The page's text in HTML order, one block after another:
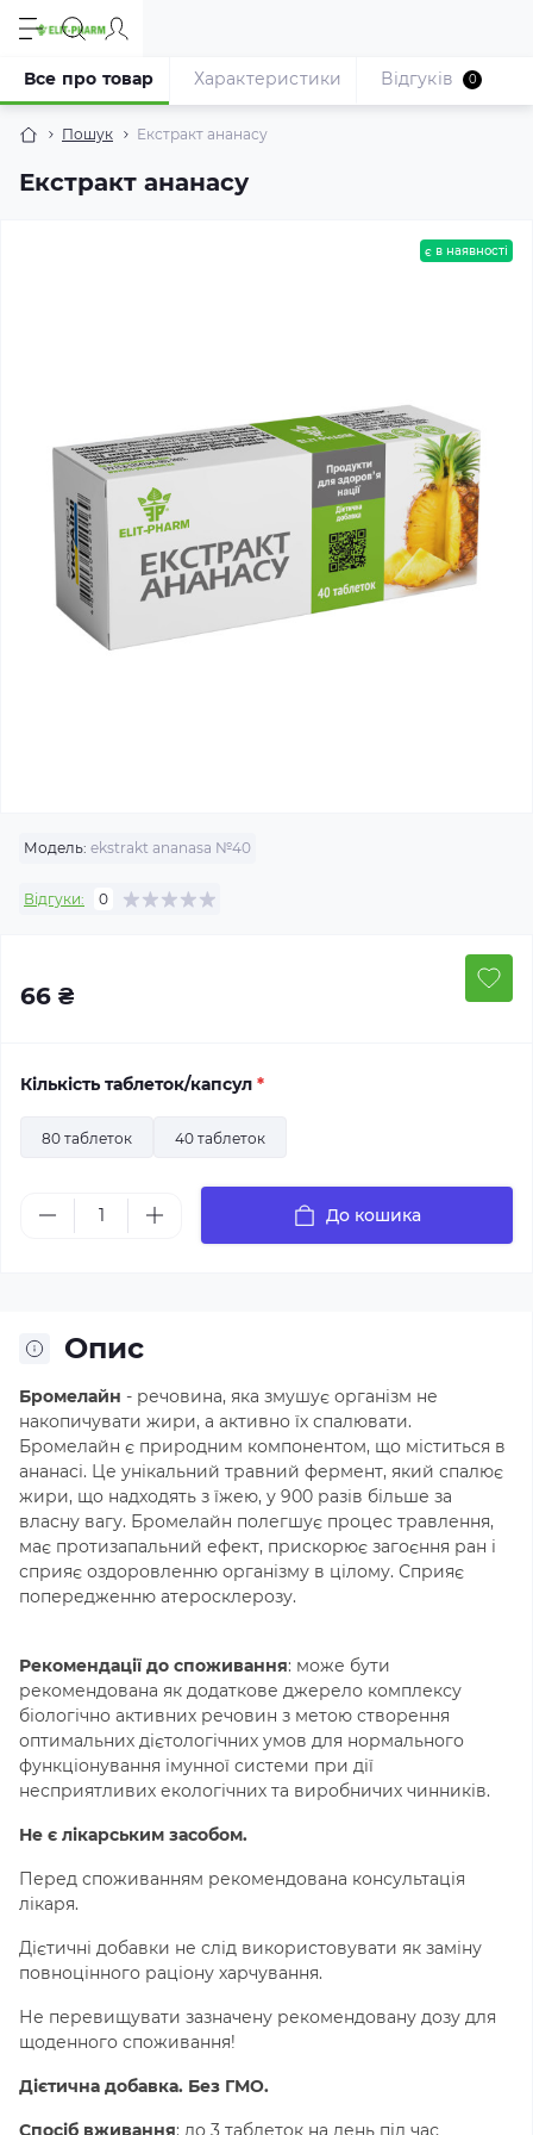
Пошук Екстракт ананасу
Екстракт ананасу
Все про товар Характеристики Відгуків 0
є в наявності
Модель: ekstrakt ananasa №40
Відгуки: 0
66 ₴
Кількість таблеток/капсул *
80 таблеток 40 таблеток
До кошика
Опис
Бромелайн - речовина, яка змушує організм не
накопичувати жири, а активно їх спалювати.
Бромелайн є природним компонентом, що міститься в
ананасі. Це унікальний травний фермент, який спалює
жири, що надходять з їжею, у 900 разів більше за
власну вагу. Бромелайн полегшує процес травлення,
має протизапальний ефект, прискорює загоєння ран і
сприяє оздоровленню організму в цілому. Сприяє
попередженню атеросклерозу.
Рекомендації до споживання: може бути
рекомендована як додаткове джерело комплексу
біологічно активних речовин з метою створення
оптимальних дієтологічних умов для нормального
функціонування імунної системи при дії
несприятливих екологічних та виробничих чинників.
Не є лікарським засобом.
Перед споживанням рекомендована консультація
лікаря.
Дієтичні добавки не слід використовувати як заміну
повноцінного раціону харчування.
Не перевищувати зазначену рекомендовану дозу для
щоденного споживання!
Дієтична добавка. Без ГМО.
Спосіб вживання: до 3 таблеток на день під час